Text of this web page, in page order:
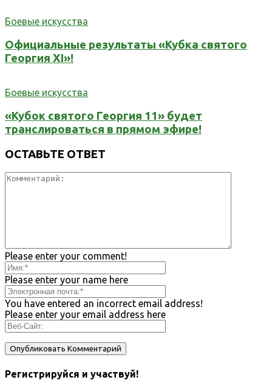
Боевые искусства
Официальные результаты «Кубка святого
Георгия XI»!
Боевые искусства
«Кубок святого Георгия 11» будет
транслироваться в прямом эфире!
ОСТАВЬТЕ ОТВЕТ
Please enter your comment!
Please enter your name here
You have entered an incorrect email address!
Please enter your email address here
Регистрируйся и участвуй!